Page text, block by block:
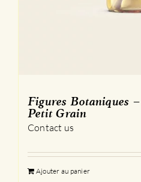
Figures Botaniques
Petit Grain
Contact us
Ajouter au panier